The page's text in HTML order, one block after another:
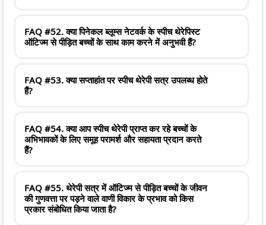
FAQ #52. क्या पिनेकल ब्लूम्स नेटवर्क के स्पीच थेरेपिस्ट
ऑटिज्म से पीड़ित बच्चों के साथ काम करने में अनुभवी हैं?
FAQ #53. क्या सप्ताहांत पर स्पीच थेरेपी सत्र उपलब्ध होते
हैं?
FAQ #54. क्या आप स्पीच थेरेपी प्राप्त कर रहे बच्चों के
अभिभावकों के लिए समूह परामर्श और सहायता प्रदान करते
हैं?
FAQ #55. थेरेपी सत्र में ऑटिज्म से पीड़ित बच्चों के जीवन
की गुणवत्ता पर पड़ने वाले वाणी विकार के प्रभाव को किस
प्रकार संबोधित किया जाता है?